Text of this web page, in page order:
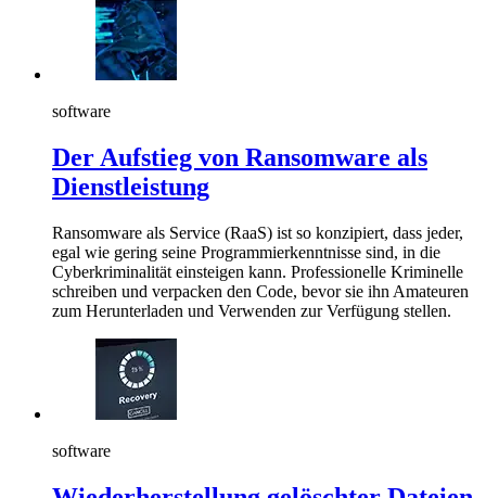
software
Der Aufstieg von Ransomware als
Dienstleistung
Ransomware als Service (RaaS) ist so konzipiert, dass jeder,
egal wie gering seine Programmierkenntnisse sind, in die
Cyberkriminalität einsteigen kann. Professionelle Kriminelle
schreiben und verpacken den Code, bevor sie ihn Amateuren
zum Herunterladen und Verwenden zur Verfügung stellen.
software